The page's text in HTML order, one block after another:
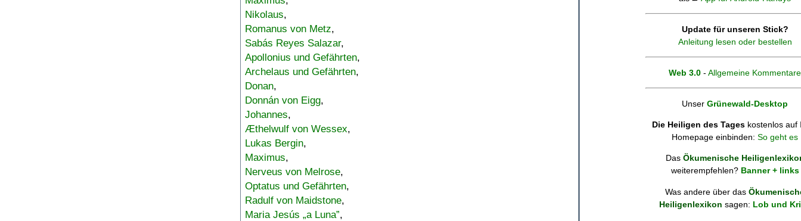
Nikolaus,
Romanus von Metz,
Sabás Reyes Salazar,
Apollonius und Gefährten,
Archelaus und Gefährten,
Donan,
Donnán von Eigg,
Johannes,
Æthelwulf von Wessex,
Lukas Bergin,
Maximus,
Nerveus von Melrose,
Optatus und Gefährten,
Radulf von Maidstone,
Maria Jesús „a Luna”,
Update für unseren Stick?
Anleitung lesen oder bestellen
Web 3.0 - Allgemeine Kommentare
Unser Grünewald-Desktop
Die Heiligen des Tages kostenlos auf
Homepage einbinden: So geht es
Das Ökumenische
weiterempfehlen? Banner + links
Was andere über das
Heiligenlexikon sagen: Lob und